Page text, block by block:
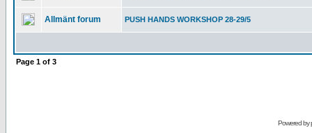
Allmänt forum PUSH HANDS WORKSHOP 28-29/5
Page 1 of 3
Powered by